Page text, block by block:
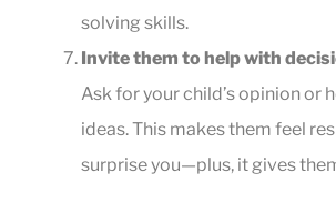
solving skills.
Invite them to help with
Ask for your child’s opinion or
ideas. This makes them feel
surprise you—plus, it gives